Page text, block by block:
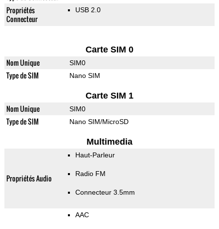
Propriétés
Connecteur
USB 2.0
Carte SIM 0
Nom Unique SIM0
Type de SIM Nano SIM
Carte SIM 1
Nom Unique SIM0
Type de SIM Nano SIM/MicroSD
Multimedia
Propriétés Audio
Haut-Parleur
Radio FM
Connecteur 3.5mm
AAC